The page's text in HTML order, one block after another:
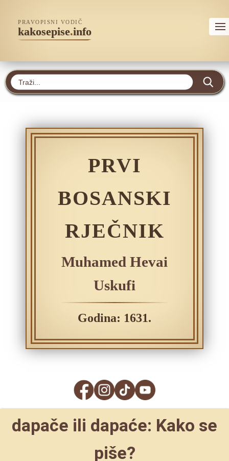
PRAVOPISNI VODIČ
kakosepise.info
PRVI
BOSANSKI
RJEČNIK
Muhamed Hevai
Uskufi
Godina: 1631.
dapače ili dapaće: Kako se
piše?